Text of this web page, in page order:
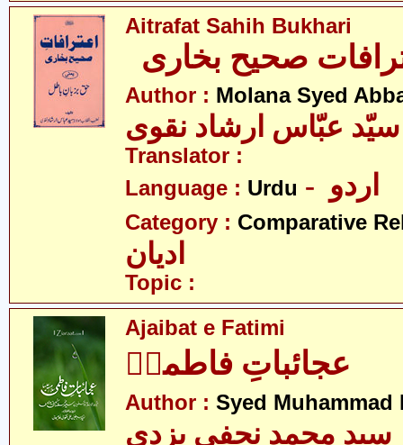
Aitrafat Sahih Bukhari
صحیح بخاری
Author : Molana Syed
سیّد عبّاس ارشاد نقوی
Translator :
Language : Urdu
Category : Comparative
ادیان
Topic :
Ajaibat e Fatimi
عجائباتِ فاطمیؑ
Author : Syed Muhammad
سید محمد نجفی یزدی